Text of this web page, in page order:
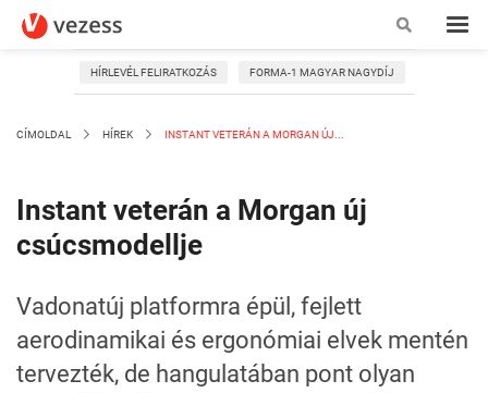
HÍRLEVÉL FELIRATKOZÁS FORMA-1 MAGYAR NAGYDÍJ
CÍMOLDAL HÍREK INSTANT VETERÁN A MORGAN ÚJ...
Instant veterán a Morgan új
csúcsmodellje
Vadonatúj platformra épül, fejlett
aerodinamikai és ergonómiai elvek mentén
tervezték, de hangulatában pont olyan